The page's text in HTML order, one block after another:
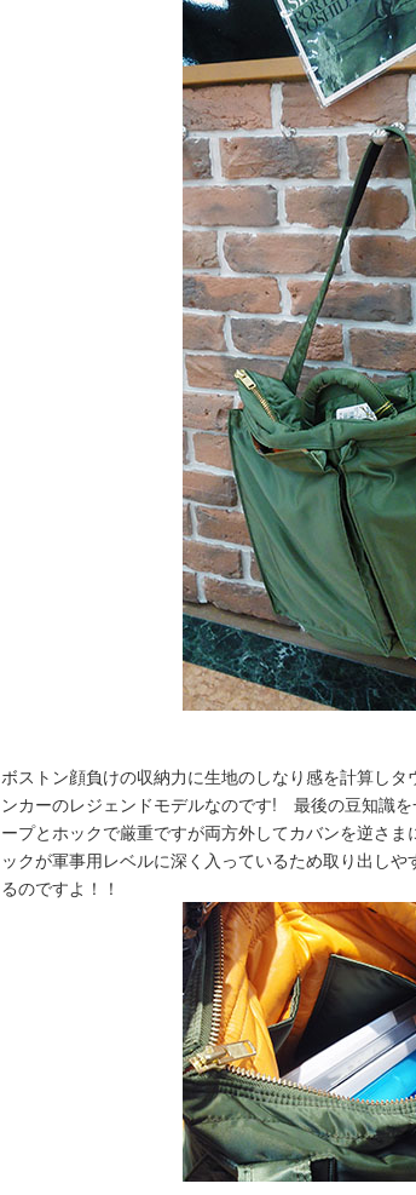
ボストン顔負けの収納力に生地のしなり感を計算し
ンカーのレジェンドモデルなのです! 最後の豆知識
ープとホックで厳重ですが両方外してカバンを逆さ
ックが軍事用レベルに深く入っているため取り出し
るのですよ！！